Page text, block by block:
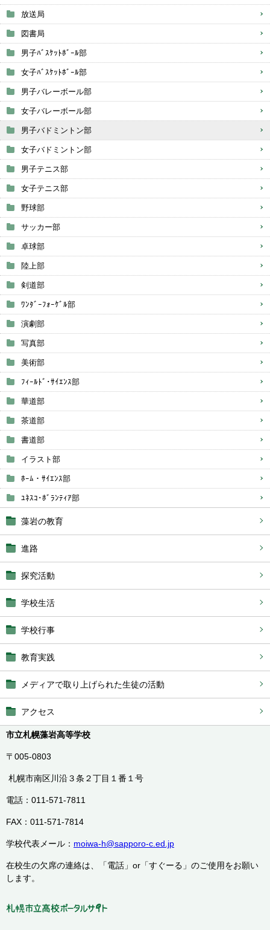
放送局
図書局
男子ﾊﾞｽｹｯﾄﾎﾞｰﾙ部
女子ﾊﾞｽｹｯﾄﾎﾞｰﾙ部
男子バレーボール部
女子バレーボール部
男子バドミントン部
女子バドミントン部
男子テニス部
女子テニス部
野球部
サッカー部
卓球部
陸上部
剣道部
ﾜﾝﾀﾞｰﾌｫｰｹﾞﾙ部
演劇部
写真部
美術部
ﾌｨｰﾙﾄﾞ･ｻｲｴﾝｽ部
華道部
茶道部
書道部
イラスト部
ﾎｰﾑ・ｻｲｴﾝｽ部
ﾕﾈｽｺ･ﾎﾞﾗﾝﾃｨｱ部
藻岩の教育
進路
探究活動
学校生活
学校行事
教育実践
メディアで取り上げられた生徒の活動
アクセス
市立札幌藻岩高等学校
〒005-0803
札幌市南区川沿３条２丁目１番１号
電話：011-571-7811
FAX：011-571-7814
学校代表メール： moiwa-h@sapporo-c.ed.jp
在校生の欠席の連絡は、「電話」or「すぐーる」のご使用をお願い
します。